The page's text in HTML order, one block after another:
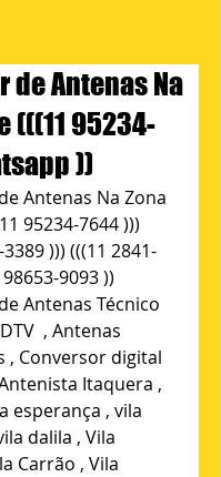
de Antenas Na
(((11 95234-
))
Antenas Na Zona
95234-7644 )))
))) (((11 2841-
9093 ))
Antenas Técnico
, Antenas
, Conversor digital
Itaquera ,
esperança , vila
dalila , Vila
Carrão , Vila